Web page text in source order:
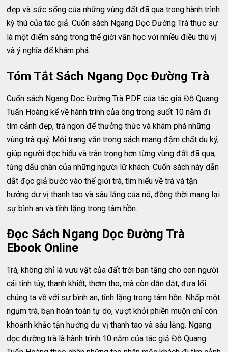
đẹp và sức sống của những vùng đất đã qua trong hành trình
kỳ thú của tác giả. Cuốn sách Ngang Dọc Đường Trà thực sự
là một điểm sáng trong thế giới văn học với nhiều điều thú vị
và ý nghĩa để khám phá.
Tóm Tắt Sách Ngang Dọc Đường Trà
Cuốn sách Ngang Dọc Đường Trà PDF của tác giả Đỗ Quang
Tuấn Hoàng kể về hành trình của ông trong suốt 10 năm đi
tìm cảnh đẹp, trà ngon để thưởng thức và khám phá những
vùng trà quý. Mỗi trang văn trong sách mang đậm chất du ký,
giúp người đọc hiểu và trân trọng hơn từng vùng đất đã qua,
từng dấu chân của những người lữ khách. Cuốn sách này dẫn
dắt đọc giả bước vào thế giới trà, tìm hiểu về trà và tận
hưởng dư vị thanh tao và sâu lắng của nó, đồng thời mang lại
sự bình an và tĩnh lặng trong tâm hồn.
Đọc Sách Ngang Dọc Đường Trà
Ebook Online
Trà, không chỉ là vưu vật của đất trời ban tặng cho con người
cái tinh túy, thanh khiết, thơm tho, mà còn dẫn dắt, đưa lối
chúng ta về với sự bình an, tĩnh lặng trong tâm hồn. Nhấp một
ngụm trà, bạn hoàn toàn tự do, vượt khỏi phiền muộn chỉ còn
khoảnh khắc tận hưởng dư vị thanh tao và sâu lắng. Ngang
dọc đường trà là hành trình 10 năm của tác giả Đỗ Quang